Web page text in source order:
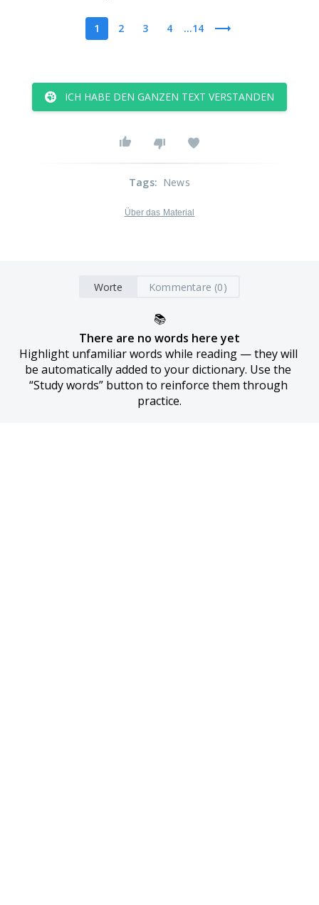
1 2 3 4 ...14
ICH HABE DEN GANZEN TEXT VERSTANDEN
Tags: News
Über das Material
Worte Kommentare (0)
📚
There are no words here yet
Highlight unfamiliar words while reading — they will
be automatically added to your dictionary. Use the
“Study words” button to reinforce them through
practice.